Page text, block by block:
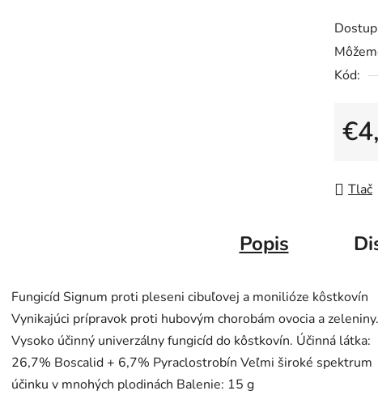
je
0,0
Kód:
Tlač
Popis
Fungicíd Signum proti pleseni cibuľovej a monilióze kôstkovín
Vynikajúci prípravok proti hubovým chorobám ovocia a zeleniny.
Vysoko účinný univerzálny fungicíd do kôstkovín. Účinná látka:
26,7% Boscalid + 6,7% Pyraclostrobín Veľmi široké spektrum
účinku v mnohých plodinách Balenie: 15 g